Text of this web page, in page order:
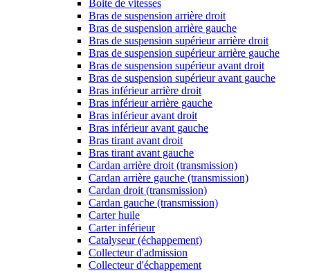
Boite de vitesses
Bras de suspension arrière droit
Bras de suspension arrière gauche
Bras de suspension supérieur arrière droit
Bras de suspension supérieur arrière gauche
Bras de suspension supérieur avant droit
Bras de suspension supérieur avant gauche
Bras inférieur arrière droit
Bras inférieur arrière gauche
Bras inférieur avant droit
Bras inférieur avant gauche
Bras tirant avant droit
Bras tirant avant gauche
Cardan arrière droit (transmission)
Cardan arrière gauche (transmission)
Cardan droit (transmission)
Cardan gauche (transmission)
Carter huile
Carter inférieur
Catalyseur (échappement)
Collecteur d'admission
Collecteur d'échappement